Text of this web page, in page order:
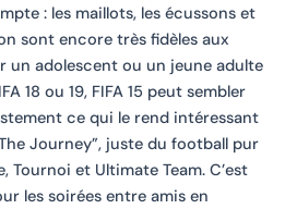
: les maillots, les écussons et
sont encore très fidèles aux
un adolescent ou un jeune adulte
18 ou 19, FIFA 15 peut sembler
ce qui le rend intéressant
Journey”, juste du football pur
Tournoi et Ultimate Team. C’est
les soirées entre amis en